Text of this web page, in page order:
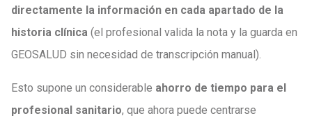
directamente la información en cada apartado de la
historia clínica (el profesional valida la nota y la guarda en
GEOSALUD sin necesidad de transcripción manual).
Esto supone un considerable ahorro de tiempo para el
profesional sanitario, que ahora puede centrarse